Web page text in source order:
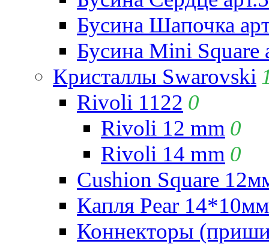
Бусина Шапочка
Бусина Mini Square
Кристаллы Swarovski
Rivoli 1122 0
Rivoli 12 mm 0
Rivoli 14 mm 0
Cushion Square
Капля Pear
Коннекторы